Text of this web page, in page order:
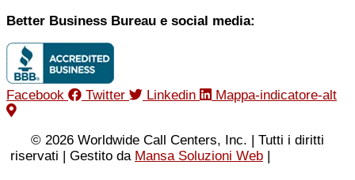
Better Business Bureau e social media:
Facebook Twitter Linkedin Mappa-indicatore-alt
© 2026 Worldwide Call Centers, Inc. | Tutti i diritti
riservati | Gestito da Mansa Soluzioni Web |